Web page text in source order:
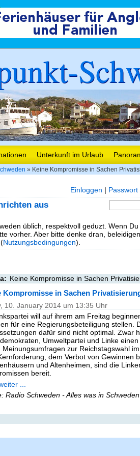
Unterkunft im Urlaub
» Keine Kompromisse in Sachen
Einloggen |
aus
üblich, respektvoll geduzt. Wenn
vorher. Aber bitte denke dran,
Nutzungsbedingungen).
Keine Kompromisse in Sachen
Kompromisse in Sachen
10. January 2014 um 13:35 Uhr
will auf ihrem am Freitag
für eine Regierungsbeteiligung stellen.
dafür sind nicht optimal. Zwar
Umweltpartei und Linke
Meinungsumfragen zur Reichstagswahl
dem Verbot von Gewinnen
und Altenheimen, sind die
bereit.
...
Radio Schweden - Alles was in